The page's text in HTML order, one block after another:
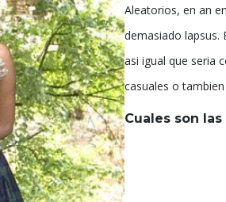
Aleatorios, en an
demasiado lapsus.
asi igual que seria
casuales o
Cuales son